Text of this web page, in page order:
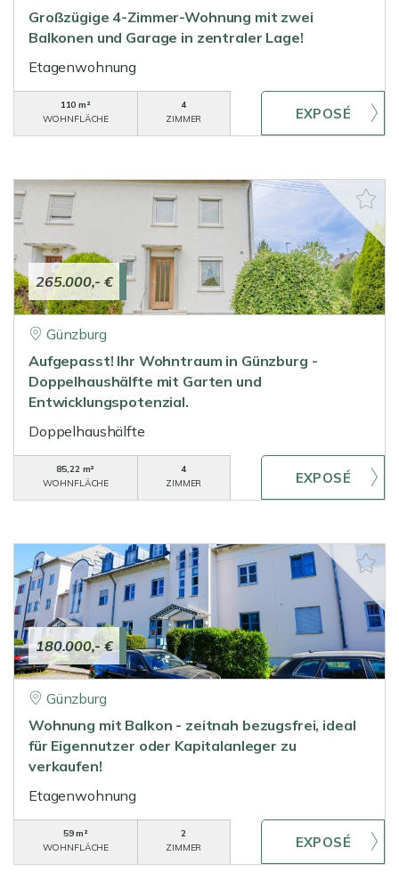
Großzügige 4-Zimmer-Wohnung mit zwei
Balkonen und Garage in zentraler Lage!
Etagenwohnung
110 m²
WOHNFLÄCHE
4
ZIMMER
265.000,- €
Günzburg
Aufgepasst! Ihr Wohntraum in Günzburg -
Doppelhaushälfte mit Garten und
Entwicklungspotenzial.
Doppelhaushälfte
85,22 m²
WOHNFLÄCHE
4
ZIMMER
180.000,- €
Günzburg
Wohnung mit Balkon - zeitnah bezugsfrei, ideal
für Eigennutzer oder Kapitalanleger zu
verkaufen!
Etagenwohnung
59 m²
WOHNFLÄCHE
2
ZIMMER